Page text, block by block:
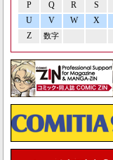
P Q R S
U
V W X
Z
数字